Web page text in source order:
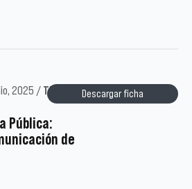
Descargar ficha
2025 / Tipo: Académicos /Año:
Pública:
de